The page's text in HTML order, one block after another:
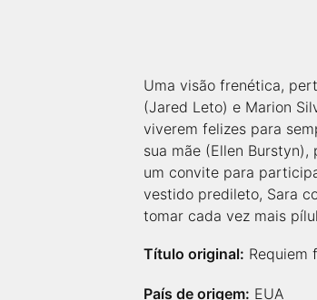
Uma visão frenética,
(Jared Leto) e Marion
viverem felizes para
sua mãe (Ellen
um convite para
vestido predileto, Sara
tomar cada vez mais
Título original: Requiem
País de origem: EUA